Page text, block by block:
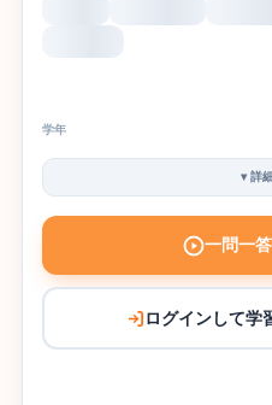
学年
▾詳
一問一
ログインして学